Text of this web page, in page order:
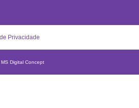
Privacidade
Digital Concept